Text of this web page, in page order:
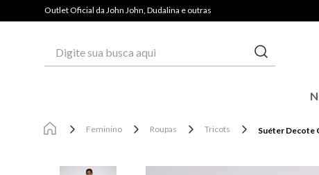
Outlet Oficial da John John, Dudalina e outras
Feminino Roupas Tricots Suéter Decote